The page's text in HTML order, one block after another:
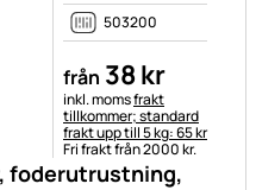
foderutrustning,
503200
från 38kr
Skatteinformation:
inkl. momsfrakt
tillkommer; standard
frakt upp till 5 kg: 65 kr
Fri frakt från 2000 kr.